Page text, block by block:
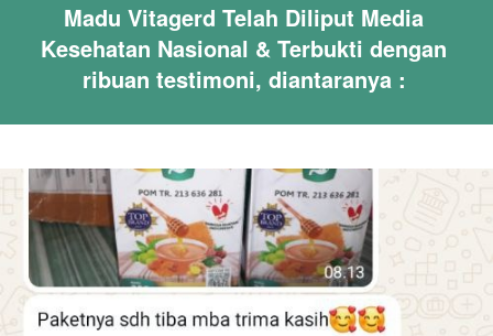
Madu Vitagerd Telah Diliput Media
Kesehatan Nasional & Terbukti dengan
ribuan testimoni, diantaranya :